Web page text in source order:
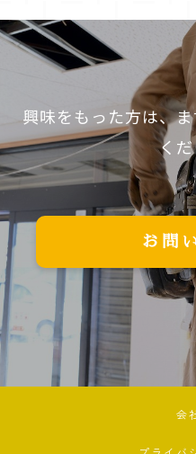
興味をもった方は、
く
お問
会